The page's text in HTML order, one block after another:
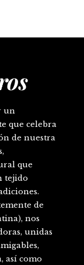
un
que celebra
de nuestra
que
tejido
de
nos
unidas
así como